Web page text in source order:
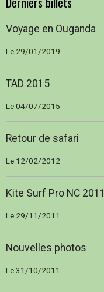
Voyage en Ouganda
Le 29/01/2019
TAD 2015
Le 04/07/2015
Retour de safari
Le 12/02/2012
Kite Surf Pro NC 2011
Le 29/11/2011
Nouvelles photos
Le 31/10/2011